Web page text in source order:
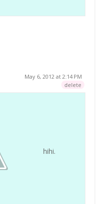
May 6, 2012 at 2:14 PM
delete
hihi.